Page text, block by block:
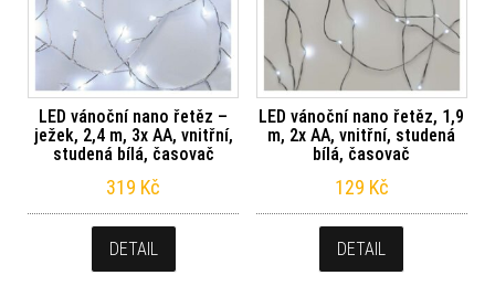
LED vánoční nano řetěz –
ježek, 2,4 m, 3x AA, vnitřní,
studená bílá, časovač
319 Kč
DETAIL
LED vánoční nano řetěz, 1,9
m, 2x AA, vnitřní, studená
bílá, časovač
129 Kč
DETAIL